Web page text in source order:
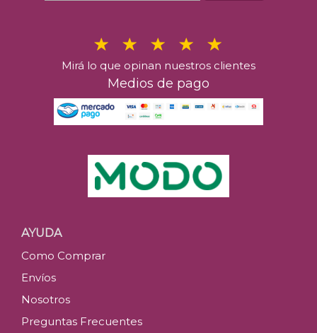
Mirá lo que opinan nuestros clientes
Medios de pago
AYUDA
Como Comprar
Envíos
Nosotros
Preguntas Frecuentes